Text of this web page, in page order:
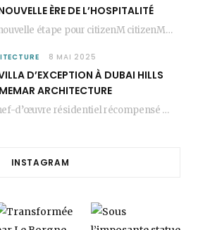
ÈRE DE L’HOSPITALITÉ
Une nouvelle étape pour citizenM citizenM racheté par Marriott, c’est une annonce qui marque un…
8 MAI 2025
D’EXCEPTION À DUBAI HILLS
ARCHITECTURE
Un chef-d’œuvre résidentiel récompensé MEMAR Architecture, agence renommée basée à Dubaï, présente aujourd’hui sa dernière…
INSTAGRAM